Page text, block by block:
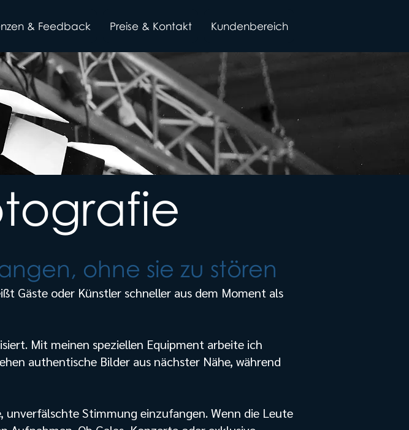
& Feedback Preise & Kontakt Kundenbereich
ohne sie zu stören
Gäste oder Künstler schneller aus dem Moment als
Mit meinen speziellen Equipment arbeite ich
authentische Bilder aus nächster Nähe, während
unverfälschte Stimmung einzufangen. Wenn die Leute